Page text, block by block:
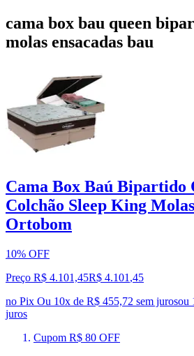
cama box bau queen
molas ensacadas bau
Cama Box Baú Bipartido
Colchão Sleep King
Ortobom
10% OFF
Preço R$ 4.101,45R$ 4.101 ,45
no Pix Ou 10x de R$ 455,72 sem jurosou
juros
Cupom R$ 80 OFF